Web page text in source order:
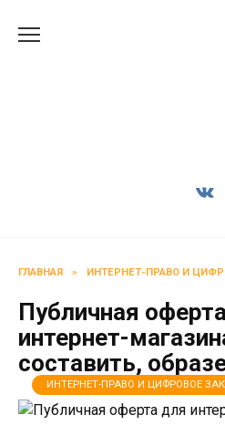
ГЛАВНАЯ » ИНТЕРНЕТ-ПРАВО И
Публичная
интернет-
составить,
ИНТЕРНЕТ-ПРАВО И ЦИФРОВОЕ